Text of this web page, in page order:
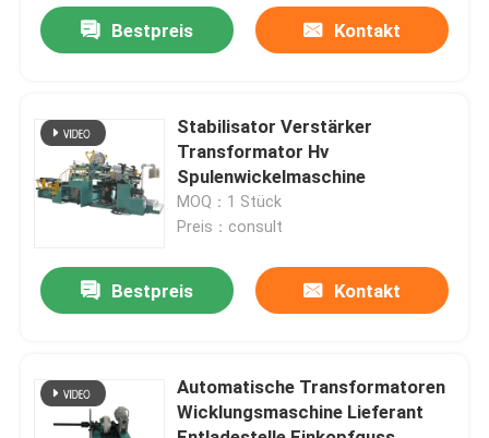
Fabrik Tour
Kontakt
Referenzen
Transformatorwickelmaschine
Transformatoröfen
Bestpreis Kontakt
Stabilisator Verstärker
Transformator Hv
Spulenwickelmaschine
MOQ：1 Stück
Preis：consult
Bestpreis Kontakt
Automatische Transformatoren
Wicklungsmaschine Lieferant